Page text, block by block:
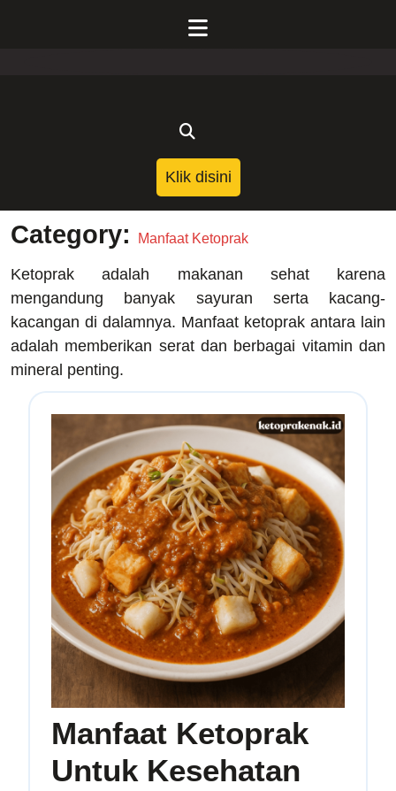
Open
Klik disiniKlik
Disini
Category: Manfaat Ketoprak
Ketoprak adalah makanan sehat karena
mengandung banyak sayuran serta kacang-
kacangan di dalamnya. Manfaat ketoprak antara lain
adalah memberikan serat dan berbagai vitamin dan
mineral penting.
Manfaat Ketoprak
Untuk Kesehatan